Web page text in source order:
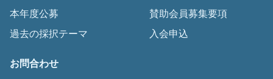
本年度公募
過去の採択テーマ
賛助会員募集要項
入会申込
お問合わせ